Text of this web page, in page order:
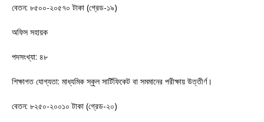
বেতন: ৮৫০০-২০৫৭০ টাকা (গ্রেড-১৯)
অফিস সহায়ক
পদসংখ্যা: ৪৮
শিক্ষাগত যোগ্যতা: মাধ্যমিক স্কুল সার্টিফিকেট বা সমমানের পরীক্ষায় উত্তীর্ণ।
বেতন: ৮২৫০-২০০১০ টাকা (গ্রেড-২০)